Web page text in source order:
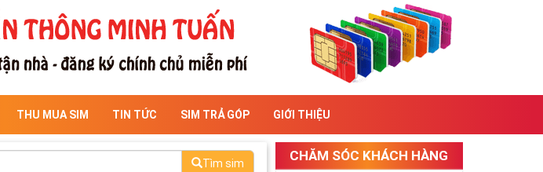
THU MUA SIM TIN TỨC SIM TRẢ GÓP GIỚI THIỆU
Tìm sim CHĂM SÓC KHÁCH HÀNG